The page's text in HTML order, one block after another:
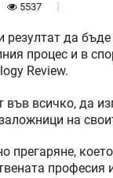
5537
да
процес и в
Review.
във всичко, да
на
прегаряне,
професия